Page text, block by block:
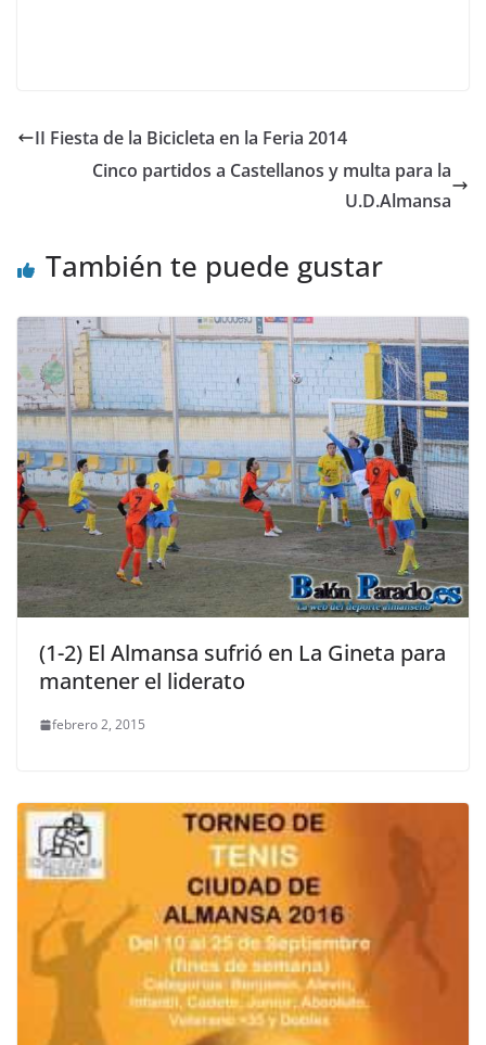
II Fiesta de la Bicicleta en la Feria 2014
Cinco partidos a Castellanos y multa para la
U.D.Almansa
También te puede gustar
(1-2) El Almansa sufrió en La Gineta para
mantener el liderato
febrero 2, 2015